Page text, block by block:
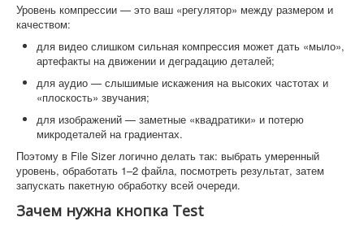
Уровень компрессии — это ваш «регулятор» между размером и
качеством:
для видео слишком сильная компрессия может дать «мыло»,
артефакты на движении и деградацию деталей;
для аудио — слышимые искажения на высоких частотах и
«плоскость» звучания;
для изображений — заметные «квадратики» и потерю
микродеталей на градиентах.
Поэтому в File Sizer логично делать так: выбрать умеренный
уровень, обработать 1–2 файла, посмотреть результат, затем
запускать пакетную обработку всей очереди.
Зачем нужна кнопка Test